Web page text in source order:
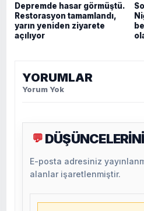
Depremde hasar görmüştü.
Restorasyon tamamlandı,
yarın yeniden ziyarete
açılıyor
YORUMLAR
Yorum Yok
💬
E-posta adresiniz
alanlar işaretlenmiştir.